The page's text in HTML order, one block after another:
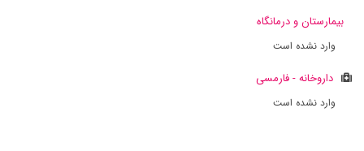
بیمارستان و درمانگاه
وارد نشده است
داروخانه - فارمسی
وارد نشده است